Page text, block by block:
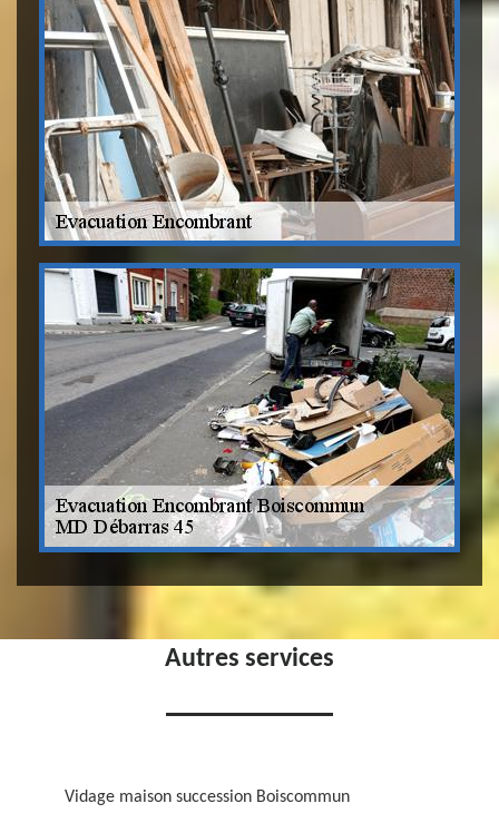
Autres services
Vidage maison succession Boiscommun